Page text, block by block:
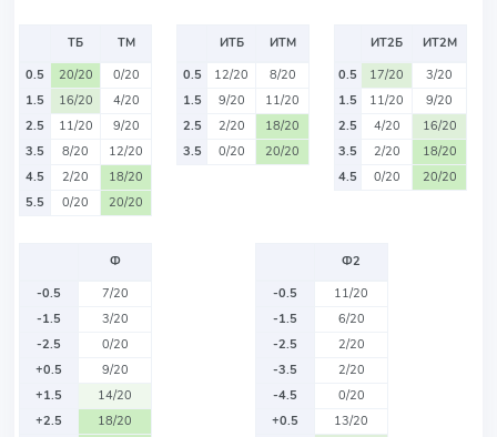
ТБ
ТМ
0.5
20/20
0/20
1.5
16/20
4/20
2.5
11/20
9/20
3.5
8/20
12/20
4.5
2/20
18/20
5.5
0/20 20/20
ИТБ
ИТМ
0.5
12/20
8/20
1.5
9/20
11/20
2.5
2/20
18/20
3.5
0/20 20/20
ИТ2Б
ИТ2М
0.5
17/20
3/20
1.5
11/20
9/20
2.5
4/20
16/20
3.5
2/20
18/20
4.5
0/20 20/20
Ф
-0.5
7/20
-1.5
3/20
-2.5
0/20
+0.5
9/20
+1.5
14/20
+2.5
18/20
Ф2
-0.5
11/20
-1.5
6/20
-2.5
2/20
-3.5
2/20
-4.5
0/20
+0.5
13/20